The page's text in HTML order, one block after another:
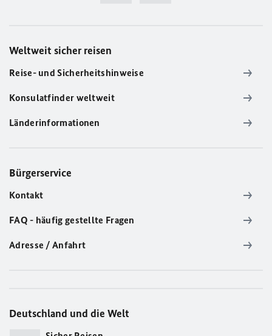
Weltweit sicher reisen
Reise- und Sicherheitshinweise
Konsulatfinder weltweit
Länderinformationen
Bürgerservice
Kontakt
FAQ - häufig gestellte Fragen
Adresse / Anfahrt
Deutschland und die Welt